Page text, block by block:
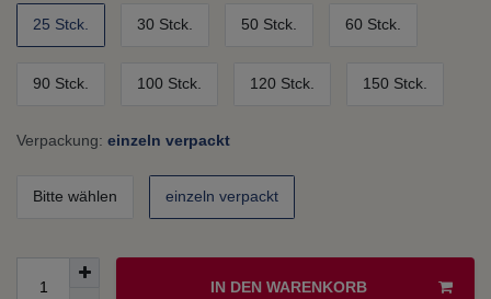
25 Stck. 30 Stck. 50 Stck. 60 Stck.
90 Stck. 100 Stck. 120 Stck. 150 Stck.
Verpackung: einzeln verpackt
Bitte wählen einzeln verpackt
IN DEN WARENKORB